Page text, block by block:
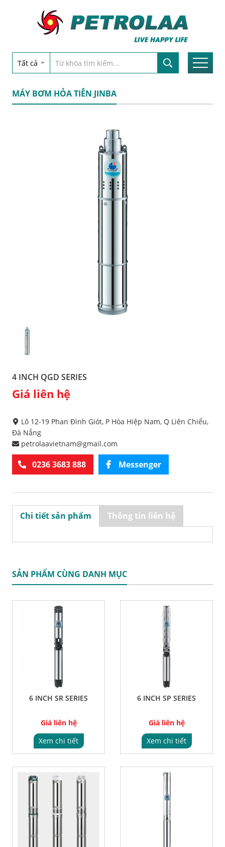
MÁY BƠM HỎA TIỄN JINBA
4 INCH QGD SERIES
Giá liên hệ
Lô 12-19 Phan Đình Giót, P Hòa Hiệp Nam, Q Liên Chiểu,
Đà Nẵng
petrolaavietnam@gmail.com
0236 3683 888 Messenger
Chi tiết sản phẩm Thông tin liên hệ
SẢN PHẨM CÙNG DANH MỤC
6 INCH SR SERIES
Giá liên hệ
Xem chi tiết
6 INCH SP SERIES
Giá liên hệ
Xem chi tiết